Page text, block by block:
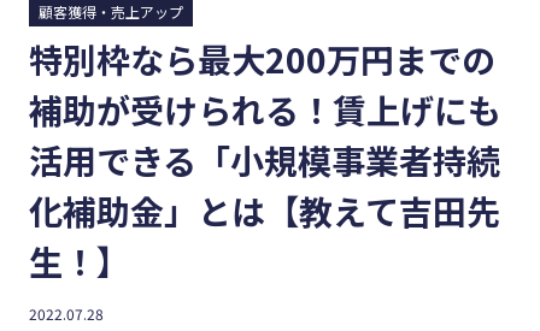
カテゴリー
顧客獲得・売上アップ
人材（採用・育成・定着）
事業成長・経営力アップ
経営ノウハウ＆トレンド
弥生の製品・サービス
業務効率化
ホットワー
#インボ
イス
#インボ
イス制度
#電子帳
簿保存法
顧客獲得・売上アップ
特別枠なら最大200万円までの
補助が受けられる！賃上げにも
活用できる「小規模事業者持続
化補助金」とは【教えて吉田先
生！】
2022.07.28